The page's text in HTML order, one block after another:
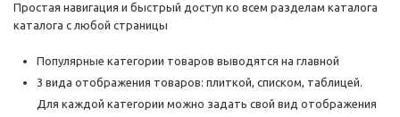
Простая навигация и быстрый доступ ко всем разделам каталога
каталога с любой страницы
Популярные категории товаров выводятся на главной
3 вида отображения товаров: плиткой, списком, таблицей.
Для каждой категории можно задать свой вид отображения